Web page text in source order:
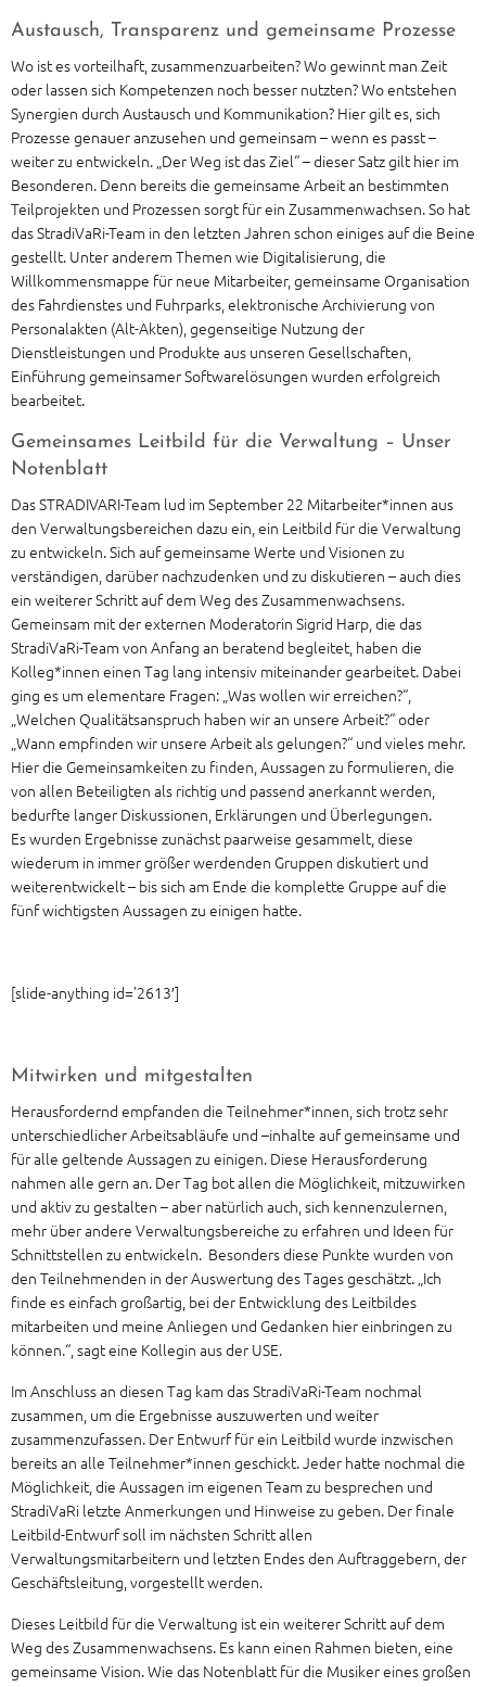
Austausch, Transparenz und gemeinsame Prozesse
Wo ist es vorteilhaft, zusammenzuarbeiten? Wo gewinnt man Zeit
oder lassen sich Kompetenzen noch besser nutzten? Wo entstehen
Synergien durch Austausch und Kommunikation? Hier gilt es, sich
Prozesse genauer anzusehen und gemeinsam – wenn es passt –
weiter zu entwickeln. „Der Weg ist das Ziel“ – dieser Satz gilt hier im
Besonderen. Denn bereits die gemeinsame Arbeit an bestimmten
Teilprojekten und Prozessen sorgt für ein Zusammenwachsen. So hat
das StradiVaRi-Team in den letzten Jahren schon einiges auf die Beine
gestellt. Unter anderem Themen wie Digitalisierung, die
Willkommensmappe für neue Mitarbeiter, gemeinsame Organisation
des Fahrdienstes und Fuhrparks, elektronische Archivierung von
Personalakten (Alt-Akten), gegenseitige Nutzung der
Dienstleistungen und Produkte aus unseren Gesellschaften,
Einführung gemeinsamer Softwarelösungen wurden erfolgreich
bearbeitet.
Gemeinsames Leitbild für die Verwaltung – Unser
Notenblatt
Das STRADIVARI-Team lud im September 22 Mitarbeiter*innen aus
den Verwaltungsbereichen dazu ein, ein Leitbild für die Verwaltung
zu entwickeln. Sich auf gemeinsame Werte und Visionen zu
verständigen, darüber nachzudenken und zu diskutieren – auch dies
ein weiterer Schritt auf dem Weg des Zusammenwachsens.
Gemeinsam mit der externen Moderatorin Sigrid Harp, die das
StradiVaRi-Team von Anfang an beratend begleitet, haben die
Kolleg*innen einen Tag lang intensiv miteinander gearbeitet. Dabei
ging es um elementare Fragen: „Was wollen wir erreichen?“,
„Welchen Qualitätsanspruch haben wir an unsere Arbeit?“ oder
„Wann empfinden wir unsere Arbeit als gelungen?“ und vieles mehr.
Hier die Gemeinsamkeiten zu finden, Aussagen zu formulieren, die
von allen Beteiligten als richtig und passend anerkannt werden,
bedurfte langer Diskussionen, Erklärungen und Überlegungen.
Es wurden Ergebnisse zunächst paarweise gesammelt, diese
wiederum in immer größer werdenden Gruppen diskutiert und
weiterentwickelt – bis sich am Ende die komplette Gruppe auf die
fünf wichtigsten Aussagen zu einigen hatte.
[slide-anything id=’2613′]
Mitwirken und mitgestalten
Herausfordernd empfanden die Teilnehmer*innen, sich trotz sehr
unterschiedlicher Arbeitsabläufe und –inhalte auf gemeinsame und
für alle geltende Aussagen zu einigen. Diese Herausforderung
nahmen alle gern an. Der Tag bot allen die Möglichkeit, mitzuwirken
und aktiv zu gestalten – aber natürlich auch, sich kennenzulernen,
mehr über andere Verwaltungsbereiche zu erfahren und Ideen für
Schnittstellen zu entwickeln. Besonders diese Punkte wurden von
den Teilnehmenden in der Auswertung des Tages geschätzt. „Ich
finde es einfach großartig, bei der Entwicklung des Leitbildes
mitarbeiten und meine Anliegen und Gedanken hier einbringen zu
können.“, sagt eine Kollegin aus der USE.
Im Anschluss an diesen Tag kam das StradiVaRi-Team nochmal
zusammen, um die Ergebnisse auszuwerten und weiter
zusammenzufassen. Der Entwurf für ein Leitbild wurde inzwischen
bereits an alle Teilnehmer*innen geschickt. Jeder hatte nochmal die
Möglichkeit, die Aussagen im eigenen Team zu besprechen und
StradiVaRi letzte Anmerkungen und Hinweise zu geben. Der finale
Leitbild-Entwurf soll im nächsten Schritt allen
Verwaltungsmitarbeitern und letzten Endes den Auftraggebern, der
Geschäftsleitung, vorgestellt werden.
Dieses Leitbild für die Verwaltung ist ein weiterer Schritt auf dem
Weg des Zusammenwachsens. Es kann einen Rahmen bieten, eine
gemeinsame Vision. Wie das Notenblatt für die Musiker eines großen